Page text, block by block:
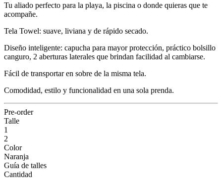
Tu aliado perfecto para la playa, la piscina o donde quieras que te
acompañe.
Tela Towel: suave, liviana y de rápido secado.
Diseño inteligente: capucha para mayor protección, práctico bolsillo
canguro, 2 aberturas laterales que brindan facilidad al cambiarse.
Fácil de transportar en sobre de la misma tela.
Comodidad, estilo y funcionalidad en una sola prenda.
Pre-order
Talle
1
2
Color
Naranja
Guía de talles
Cantidad